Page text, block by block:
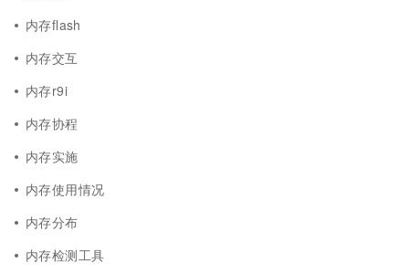
内存flash
内存交互
内存r9i
内存协程
内存实施
内存使用情况
内存分布
内存检测工具